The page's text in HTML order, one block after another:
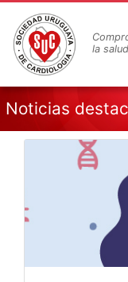
contenido
principal
la
Noticias